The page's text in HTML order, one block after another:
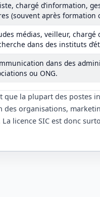
chargé d’information,
(souvent après formation
médias, veilleur,
dans des instituts
dans des
ou ONG.
que la plupart des postes
des organisations,
licence SIC est donc